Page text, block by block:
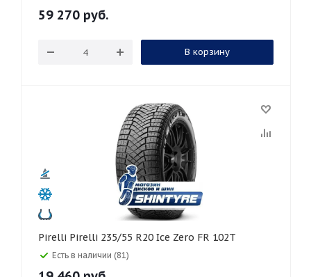
59 270 руб.
В корзину
Pirelli Pirelli 235/55 R20 Ice Zero FR 102T
Есть в наличии (81)